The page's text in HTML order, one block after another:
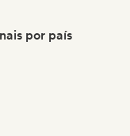
por país